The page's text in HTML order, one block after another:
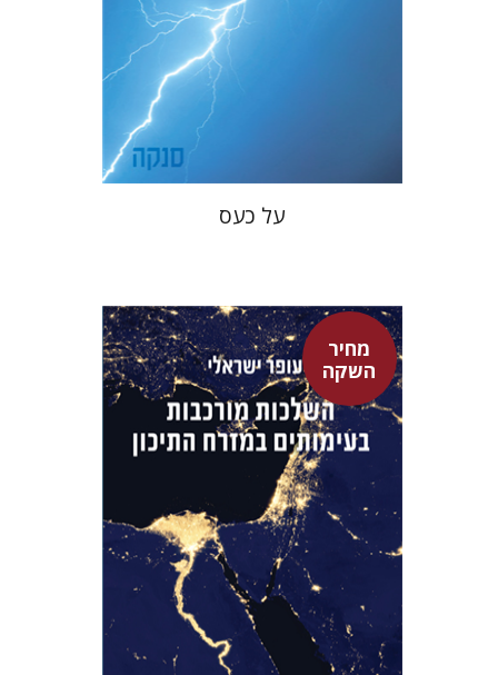
מחיר השקה
על כעס
מחיר
השקה
עופר ישראלי
גיא הרלינג
מחיר השקה